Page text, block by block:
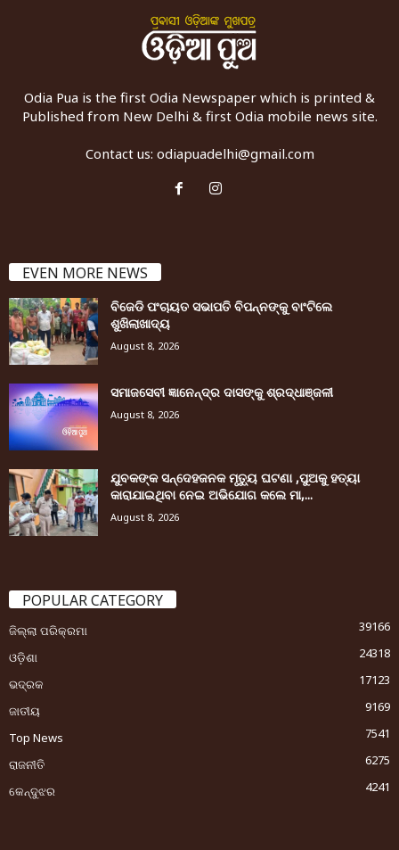
Odia Pua is the first Odia Newspaper which is printed &
Published from New Delhi & first Odia mobile news site.
Contact us: odiapuadelhi@gmail.com
EVEN MORE NEWS
ବିଜେଡି ପଂଚାୟତ ସଭାପତି ବିପନ୍ନଙ୍କୁ ବାଂଟିଲେ
ଶୁଖିଲାଖାଦ୍ୟ
August 8, 2026
ସମାଜସେବୀ ଜ୍ଞାନେନ୍ଦ୍ର ଦାସଙ୍କୁ ଶ୍ରଦ୍ଧାଞ୍ଜଳୀ
August 8, 2026
ଯୁବକଙ୍କ ସନ୍ଦେହଜନକ ମୃତ୍ୟୁ ଘଟଣା ,ପୁଅକୁ ହତ୍ୟା
କାରାଯାଇଥିବା ନେଇ ଅଭିଯୋଗ କଲେ ମା,...
August 8, 2026
POPULAR CATEGORY
ଜିଲ୍ଲା ପରିକ୍ରମା
39166
ଓଡ଼ିଶା
24318
ଭଦ୍ରକ
17123
ଜାତୀୟ
9169
Top News
7541
ରାଜନୀତି
6275
କେନ୍ଦୁଝର
4241